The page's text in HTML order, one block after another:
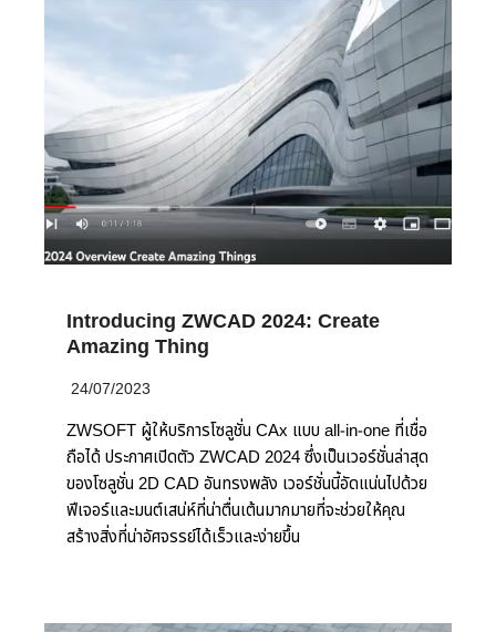
Introducing ZWCAD 2024: Create
Amazing Thing
24/07/2023
ZWSOFT ผู้ให้บริการโซลูชั่น CAx แบบ all-in-one ที่เชื่อ
ถือได้ ประกาศเปิดตัว ZWCAD 2024 ซึ่งเป็นเวอร์ชั่นล่าสุด
ของโซลูชั่น 2D CAD อันทรงพลัง เวอร์ชั่นนี้อัดแน่นไปด้วย
ฟีเจอร์และมนต์เสน่ห์ที่น่าตื่นเต้นมากมายที่จะช่วยให้คุณ
สร้างสิ่งที่น่าอัศจรรย์ได้เร็วและง่ายขึ้น